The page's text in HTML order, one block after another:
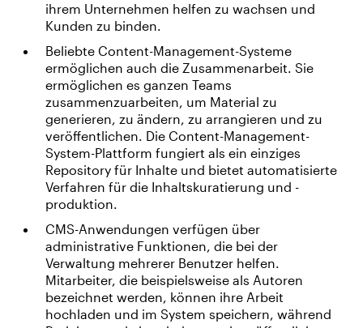
ihrem Unternehmen helfen zu wachsen und
Kunden zu binden.
Beliebte Content-Management-Systeme
ermöglichen auch die Zusammenarbeit. Sie
ermöglichen es ganzen Teams
zusammenzuarbeiten, um Material zu
generieren, zu ändern, zu arrangieren und zu
veröffentlichen. Die Content-Management-
System-Plattform fungiert als ein einziges
Repository für Inhalte und bietet automatisierte
Verfahren für die Inhaltskuratierung und -
produktion.
CMS-Anwendungen verfügen über
administrative Funktionen, die bei der
Verwaltung mehrerer Benutzer helfen.
Mitarbeiter, die beispielsweise als Autoren
bezeichnet werden, können ihre Arbeit
hochladen und im System speichern, während